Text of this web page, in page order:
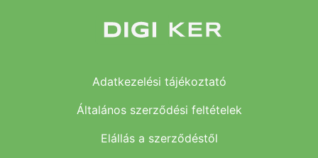
Adatkezelési tájékoztató
Általános szerződési feltételek
Elállás a szerződéstől